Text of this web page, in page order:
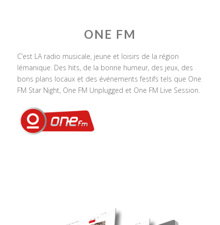
ONE FM
C’est LA radio musicale, jeune et loisirs de la région
lémanique. Des hits, de la bonne humeur, des jeux, des
bons plans locaux et des événements festifs tels que One
FM Star Night, One FM Unplugged et One FM Live Session.